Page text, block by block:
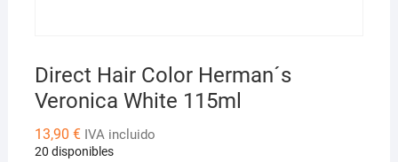
Direct Hair Color Herman´s
Veronica White 115ml
13,90 € IVA incluido
20 disponibles